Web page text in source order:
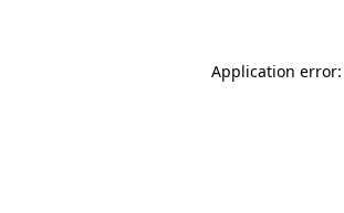
Application